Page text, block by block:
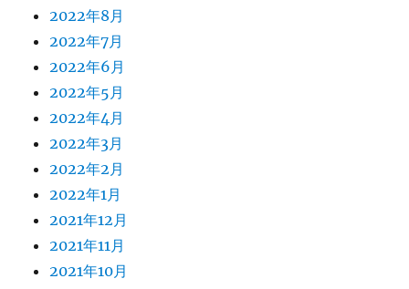
2022年8月
2022年7月
2022年6月
2022年5月
2022年4月
2022年3月
2022年2月
2022年1月
2021年12月
2021年11月
2021年10月